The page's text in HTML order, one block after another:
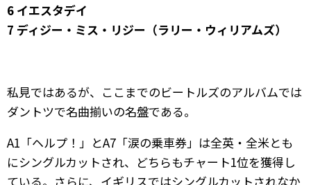
6 イエスタデイ
7 ディジー・ミス・リジー（ラリー・ウィリアムズ）
私見ではあるが、ここまでのビートルズのアルバムでは
ダントツで名曲揃いの名盤である。
A1「ヘルプ！」とA7「涙の乗車券」は全英・全米とも
にシングルカットされ、どちらもチャート1位を獲得し
ている。さらに、イギリスではシングルカットされなか